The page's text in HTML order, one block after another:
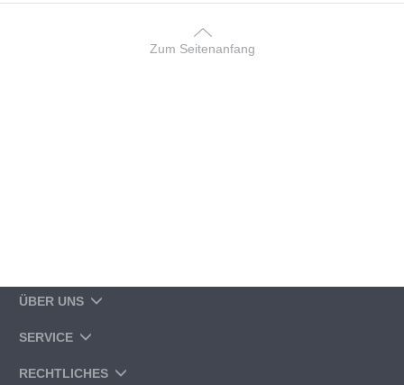
Zum Seitenanfang
ÜBER UNS
SERVICE
RECHTLICHES